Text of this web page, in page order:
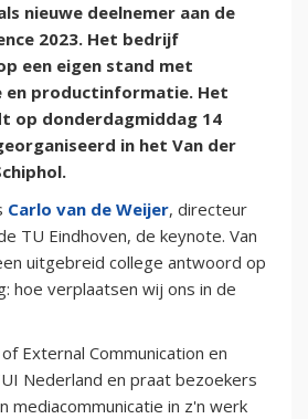
nieuwe deelnemer aan de
2023. Het bedrijf
een eigen stand met
productinformatie. Het
op donderdagmiddag 14
in het Van der
Carlo van de Weijer, directeur
TU Eindhoven, de keynote. Van
uitgebreid college antwoord op
hoe verplaatsen wij ons in de
External Communication en
Nederland en praat bezoekers
mediacommunicatie in z'n werk